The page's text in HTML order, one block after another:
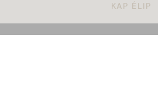
KAP ÉLIP